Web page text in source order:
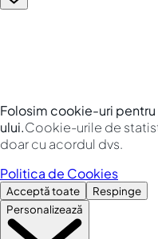
Folosim cookie-uri
ului.Cookie-urile de
doar cu acordul dvs.
Politica de Cookies
Acceptă toate
Respinge
Personalizează